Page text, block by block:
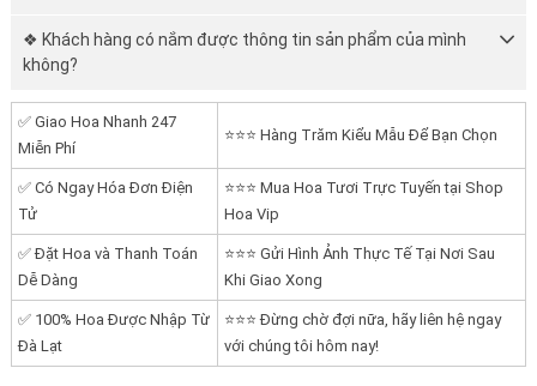
❖ Khách hàng có nắm được thông tin sản phẩm của mình
không?
✅ Giao Hoa Nhanh 247
Miễn Phí
⭐⭐⭐ Hàng Trăm Kiểu Mẫu Để Bạn Chọn
✅ Có Ngay Hóa Đơn Điện
Tử
⭐⭐⭐ Mua Hoa Tươi Trực Tuyến tại Shop
Hoa Vip
✅ Đặt Hoa và Thanh Toán
Dễ Dàng
⭐⭐⭐ Gửi Hình Ảnh Thực Tế Tại Nơi Sau
Khi Giao Xong
✅ 100% Hoa Được Nhập Từ
Đà Lạt
⭐⭐⭐ Đừng chờ đợi nữa, hãy liên hệ ngay
với chúng tôi hôm nay!